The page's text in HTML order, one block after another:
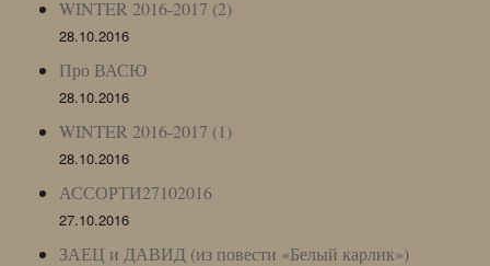
WINTER 2016-2017 (2)
28.10.2016
Про ВАСЮ
28.10.2016
WINTER 2016-2017 (1)
28.10.2016
АССОРТИ27102016
27.10.2016
ЗАЕЦ и ДАВИД (из повести «Белый карлик»)